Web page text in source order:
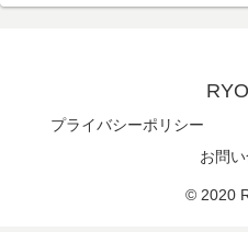
プライバシーポリシー
お問
© 2020